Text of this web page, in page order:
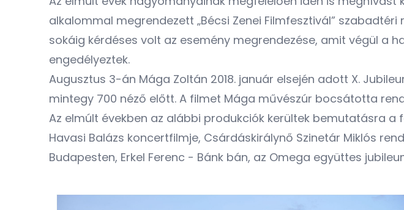
alkalommal megrendezett „Bécsi Zenei Filmfesztivál” szabadtéri
sokáig kérdéses volt az esemény megrendezése, amit végül a
engedélyeztek.
Augusztus 3-án Mága Zoltán 2018. január elsején adott X.
mintegy 700 néző előtt. A filmet Mága művészúr bocsátotta
Az elmúlt években az alábbi produkciók kerültek bemutatásra a
Havasi Balázs koncertfilmje, Csárdáskirálynő Szinetár Miklós
Budapesten, Erkel Ferenc - Bánk bán, az Omega együttes